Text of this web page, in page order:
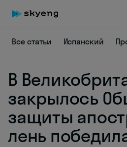
Все статьи Испанский
В
закрылось
защиты
лень
Skyeng Chat